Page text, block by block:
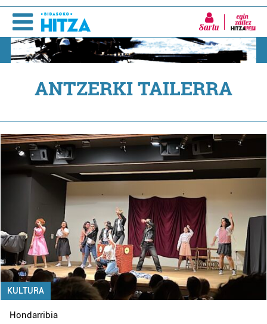
Sartu
ANTZERKI TAILERRA
KULTURA
Hondarribia